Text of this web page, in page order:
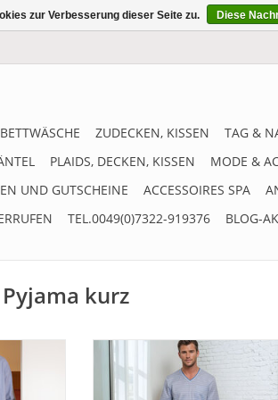
BETTWÄSCHE ZUDECKEN, KISSEN TAG &
PLAIDS, DECKEN, KISSEN MODE &
UND GUTSCHEINE
ACCESSOIRES SPA
TEL.0049(0)7322-919376 BLOG-
kurz
Feiner
Herren
Der Herren Pyjama kurz Novila
SIR 8594 überzeugt durch
hochwertige Qualität, zeitlose
zur Verbesserung dieser Seite zu. Diese